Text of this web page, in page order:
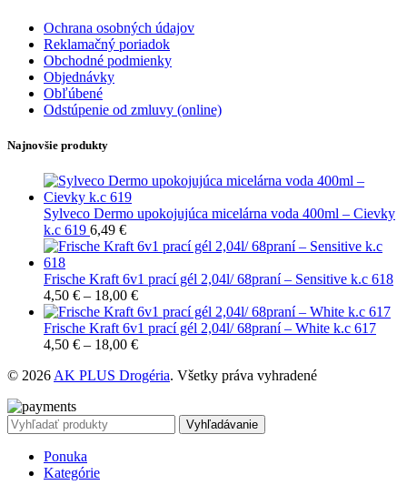
Ochrana osobných údajov
Reklamačný poriadok
Obchodné podmienky
Objednávky
Obľúbené
Odstúpenie od zmluvy (online)
Najnovšie produkty
Sylveco Dermo upokojujúca micelárna voda 400ml – Cievky
k.c 619 6,49 €
Frische Kraft 6v1 prací gél 2,04l/ 68praní – Sensitive k.c 618
4,50 € – 18,00 €
Frische Kraft 6v1 prací gél 2,04l/ 68praní – White k.c 617
4,50 € – 18,00 €
© 2026 AK PLUS Drogéria. Všetky práva vyhradené
Vyhľadávanie
Ponuka
Kategórie